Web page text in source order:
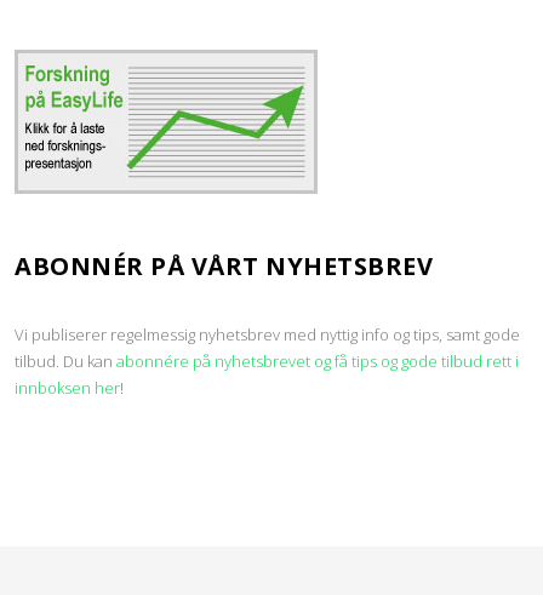
ABONNÉR PÅ VÅRT NYHETSBREV
Vi publiserer regelmessig nyhetsbrev med nyttig info og tips, samt gode
tilbud. Du kan abonnére på nyhetsbrevet og få tips og gode tilbud rett i
innboksen her!